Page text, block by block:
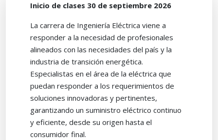
Inicio de clases 30 de septiembre 2026
La carrera de Ingeniería Eléctrica viene a
responder a la necesidad de profesionales
alineados con las necesidades del país y la
industria de transición energética.
Especialistas en el área de la eléctrica que
puedan responder a los requerimientos de
soluciones innovadoras y pertinentes,
garantizando un suministro eléctrico continuo
y eficiente, desde su origen hasta el
consumidor final.